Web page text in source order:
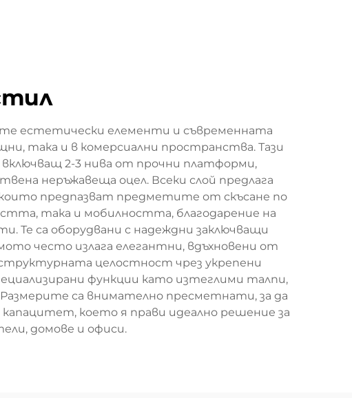
естетически елементи и съвременната
така и в комерсиални пространства. Тази
включващ 2-3 нива от прочни платформи,
неръжавеща оцел. Всеки слой предлага
предпазват предметите от скъсане по
така и мобилността, благодарение на
Те са оборудвани с надеждни заключващи
често излага елегантни, вдъхновени от
целостност чрез укрепени
функции като изтеглими талпи,
са внимателно пресметнати, за да
което я прави идеално решение за
домове и офиси.